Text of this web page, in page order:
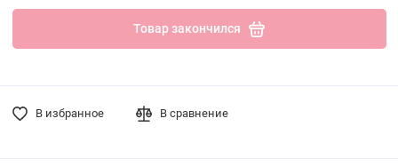
Товар закончился
В избранное В сравнение